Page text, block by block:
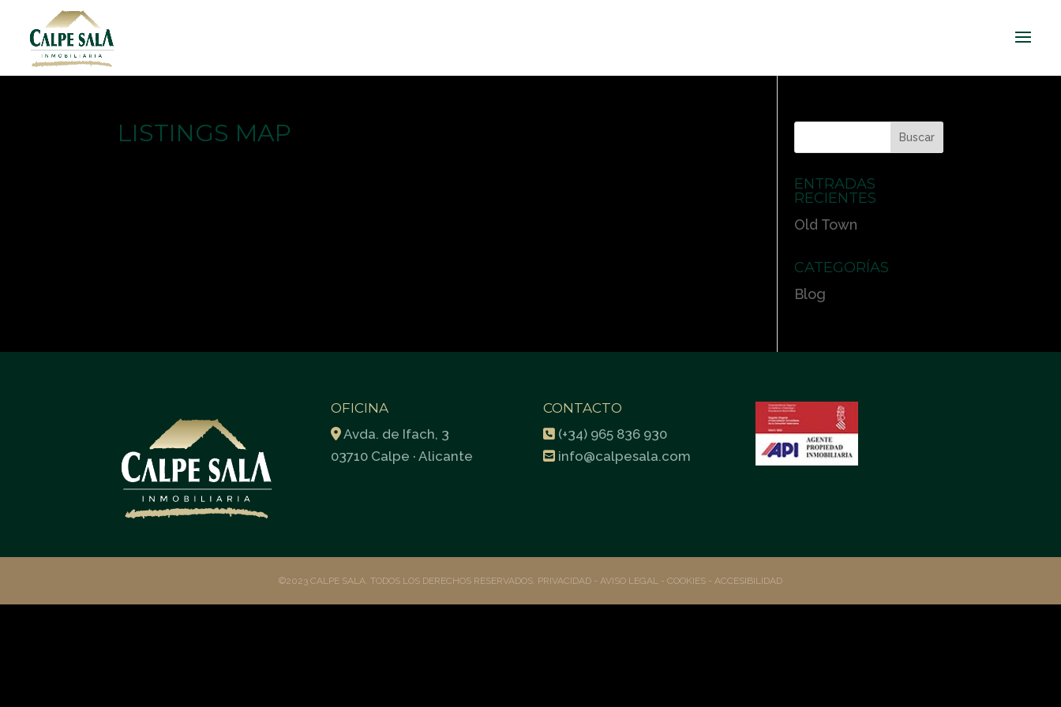
LISTINGS MAP
ENTRADAS
RECIENTES
Old Town
CATEGORÍAS
Blog
OFICINA
Avda. de Ifach, 3
03710 Calpe · Alicante
CONTACTO
(+34) 965 836 930
info@calpesala.com
©2023 CALPE SALA. TODOS LOS DERECHOS RESERVADOS. PRIVACIDAD - AVISO LEGAL - COOKIES - ACCESIBILIDAD